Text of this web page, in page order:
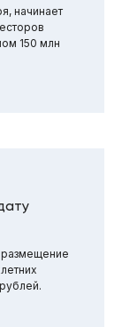
начинает
150 млн